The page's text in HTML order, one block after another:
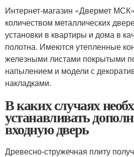
Интернет-магазин «Двермет
количеством металлических
установки в квартиры и дома в
полотна. Имеются утепленные
железными листами покрытыми
напылением и модели с
накладками.
В каких случаях
устанавливать
входную дверь
Древесно-стружечная плиту